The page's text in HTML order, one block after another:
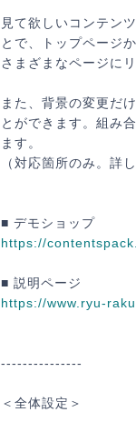
見て欲しいコンテン
とで、トップページ
さまざまなページに
また、背景の変更だ
とができます。組み
ます。
（対応箇所のみ。詳
■ デモショップ
https://
■ 説明ページ
https://www.ryu-
---------------
＜全体設定＞